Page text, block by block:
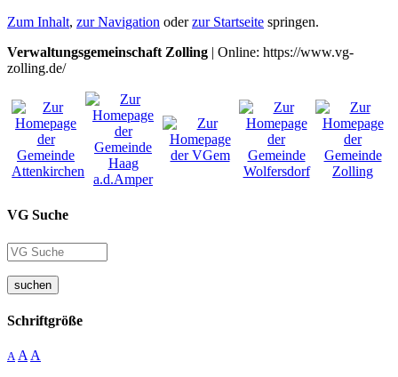
Zum Inhalt, zur Navigation oderzur Startseite springen.
Verwaltungsgemeinschaft Zolling | Online: https://www.vg-
zolling.de/
VG Suche
suchen
Schriftgröße
A A A